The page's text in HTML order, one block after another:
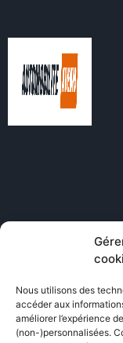
Nous utilisons des
accéder aux
améliorer l’expérience
(non-)personnalisées.